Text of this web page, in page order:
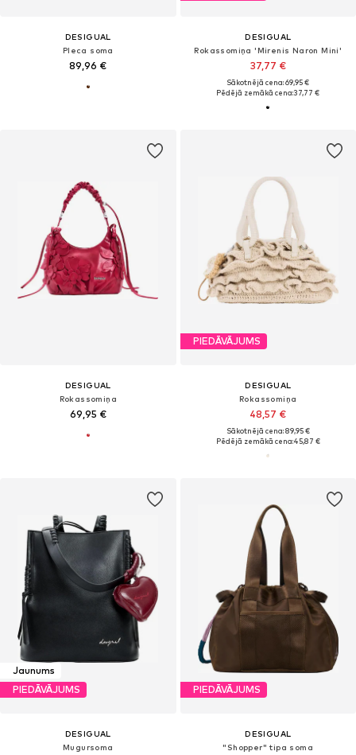
DESIGUAL
Pleca soma
89,96 €
DESIGUAL
Rokassomiņa 'Mirenis Naron Mini'
37,77 €
Sākotnējā cena: 69,95 €
Pēdējā zemākā cena:37,77 €
DESIGUAL
Rokassomiņa
69,95 €
PIEDĀVĀJUMS
DESIGUAL
Rokassomiņa
48,57 €
Sākotnējā cena: 89,95 €
Pēdējā zemākā cena:45,87 €
Jaunums
PIEDĀVĀJUMS
DESIGUAL
Mugursoma
PIEDĀVĀJUMS
DESIGUAL
"Shopper" tipa soma